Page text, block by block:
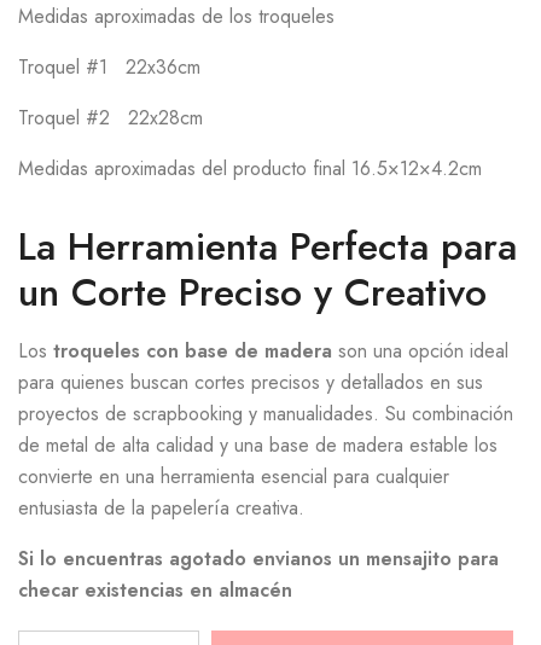
Medidas aproximadas de los troqueles
Troquel #1 22x36cm
Troquel #2 22x28cm
Medidas aproximadas del producto final 16.5×12×4.2cm
La Herramienta Perfecta para
un Corte Preciso y Creativo
Los troqueles con base de madera son una opción ideal
para quienes buscan cortes precisos y detallados en sus
proyectos de scrapbooking y manualidades. Su combinación
de metal de alta calidad y una base de madera estable los
convierte en una herramienta esencial para cualquier
entusiasta de la papelería creativa.
Si lo encuentras agotado envianos un mensajito para
checar existencias en almacén